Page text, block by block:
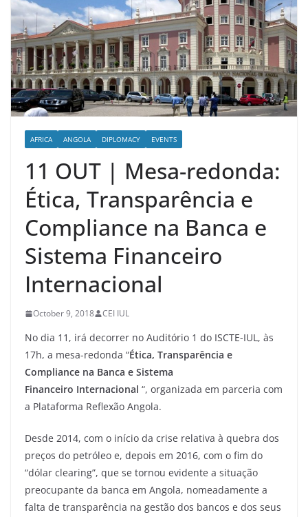
AFRICA ANGOLA DIPLOMACY EVENTS
11 OUT | Mesa-redonda:
Ética, Transparência e
Compliance na Banca e
Sistema Financeiro
Internacional
October 9, 2018 CEI IUL
No dia 11, irá decorrer no Auditório 1 do ISCTE-IUL, às
17h, a mesa-redonda “Ética, Transparência e
Compliance na Banca e Sistema
Financeiro Internacional “, organizada em parceria com
a Plataforma Reflexão Angola.
Desde 2014, com o início da crise relativa à quebra dos
preços do petróleo e, depois em 2016, com o fim do
“dólar clearing”, que se tornou evidente a situação
preocupante da banca em Angola, nomeadamente a
falta de transparência na gestão dos bancos e dos seus